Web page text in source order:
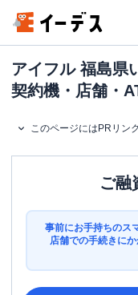
アイフル 福島県
契約機・店舗・
このページにはPRリン
ご融
事前にお手持ちのス
店舗での手続きに